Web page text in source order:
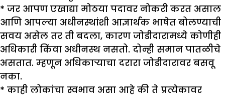
* जर आपण एखाद्या मोठया पदावर नोकरी करत असाल
आणि आपल्या अधीनस्थांशी आज्ञार्थक भाषेत बोलण्याची
सवय असेल तर ती बदला, कारण जोडीदारामध्ये कोणीही
अधिकारी किंवा अधीनस्थ नसतो. दोन्ही समान पातळीचे
असतात. म्हणून अधिकाऱ्याचा दरारा जोडीदारावर बसवू
नका.
* काही लोकांचा स्वभाव असा आहे की ते प्रत्येकावर